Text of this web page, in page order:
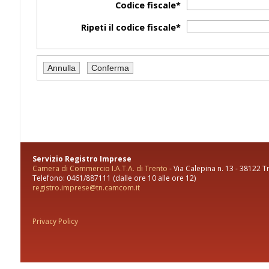
Codice fiscale*
Ripeti il codice fiscale*
Servizio Registro Imprese
Camera di Commercio I.A.T.A. di Trento - Via Calepina n. 13 - 38122
Telefono: 0461/887111 (dalle ore 10 alle ore 12)
registro.imprese@tn.camcom.it
Privacy Policy